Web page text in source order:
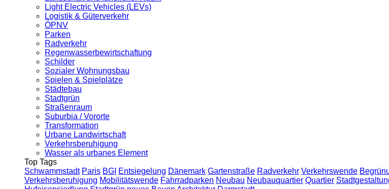
Light Electric Vehicles (LEVs)
Logistik & Güterverkehr
ÖPNV
Parken
Radverkehr
Regenwasserbewirtschaftung
Schilder
Sozialer Wohnungsbau
Spielen & Spielplätze
Städtebau
Stadtgrün
Straßenraum
Suburbia / Vororte
Transformation
Urbane Landwirtschaft
Verkehrsberuhigung
Wasser als urbanes Element
Top Tags
Schwammstadt Paris BGI Entsiegelung Dänemark Gartenstraße Radverkehr Verkehrswende
Verkehrsberuhigung Mobilitätswende Fahrradparken Neubau Neubauquartier Quartier